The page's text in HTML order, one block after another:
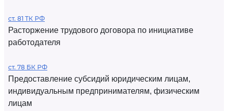
ст. 81 ТК РФ
Расторжение трудового договора по инициативе
работодателя
ст. 78 БК РФ
Предоставление субсидий юридическим лицам,
индивидуальным предпринимателям, физическим
лицам